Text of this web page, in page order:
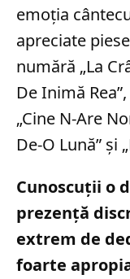
emoția
apreciate
numără „La
De Inimă
„Cine N-Are
De-O Lună” și
Cunoscuții o
prezență
extrem de
foarte